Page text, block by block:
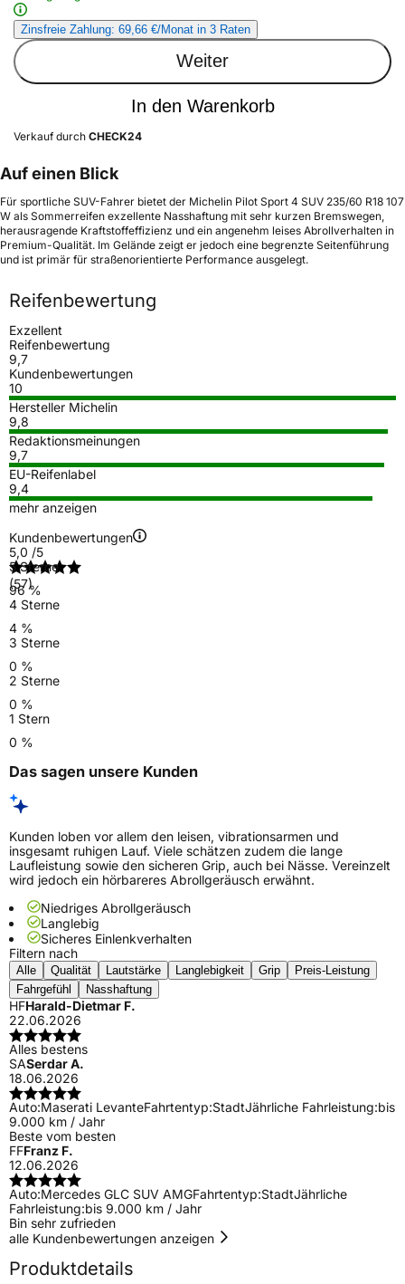
Zinsfreie Zahlung: 69,66 €/Monat in 3 Raten
Weiter
In den Warenkorb
Verkauf durch CHECK24
Auf einen Blick
Für sportliche SUV-Fahrer bietet der Michelin Pilot Sport 4 SUV 235/60 R18 107
W als Sommerreifen exzellente Nasshaftung mit sehr kurzen Bremswegen,
herausragende Kraftstoffeffizienz und ein angenehm leises Abrollverhalten in
Premium-Qualität. Im Gelände zeigt er jedoch eine begrenzte Seitenführung
und ist primär für straßenorientierte Performance ausgelegt.
Reifenbewertung
Exzellent
Reifenbewertung
9,7
Kundenbewertungen
10
Hersteller Michelin
9,8
Redaktionsmeinungen
9,7
EU-Reifenlabel
9,4
mehr anzeigen
Kundenbewertungen
5,0 /5
(57)
5 Sterne
96 %
4 Sterne
4 %
3 Sterne
0 %
2 Sterne
0 %
1 Stern
0 %
Das sagen unsere Kunden
Kunden loben vor allem den leisen, vibrationsarmen und
insgesamt ruhigen Lauf. Viele schätzen zudem die lange
Laufleistung sowie den sicheren Grip, auch bei Nässe. Vereinzelt
wird jedoch ein hörbareres Abrollgeräusch erwähnt.
Niedriges Abrollgeräusch
Langlebig
Sicheres Einlenkverhalten
Filtern nach
Alle Qualität Lautstärke Langlebigkeit Grip
Preis-Leistung
Fahrgefühl
Nasshaftung
HFHarald-Dietmar F.
22.06.2026
Alles bestens
SASerdar A.
18.06.2026
Auto:Maserati LevanteFahrtentyp:StadtJährliche Fahrleistung:bis
9.000 km / Jahr
Beste vom besten
FFFranz F.
12.06.2026
Auto:Mercedes GLC SUV AMGFahrtentyp:StadtJährliche
Fahrleistung:bis 9.000 km / Jahr
Bin sehr zufrieden
alle Kundenbewertungen anzeigen
Produktdetails